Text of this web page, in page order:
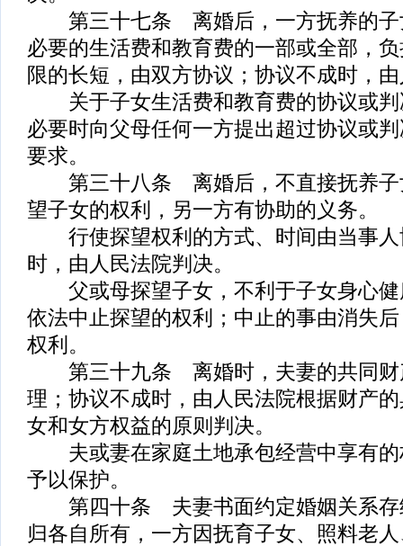
第三十七条 离婚后，一方抚养的子
必要的生活费和教育费的一部或全部，
限的长短，由双方协议；协议不成时，
关于子女生活费和教育费的协议或判
必要时向父母任何一方提出超过协议或
要求。
第三十八条 离婚后，不直接抚养子
望子女的权利，另一方有协助的义务。
行使探望权利的方式、时间由当事人
时，由人民法院判决。
父或母探望子女，不利于子女身心健
依法中止探望的权利；中止的事由消失
权利。
第三十九条 离婚时，夫妻的共同财
理；协议不成时，由人民法院根据财产
女和女方权益的原则判决。
夫或妻在家庭土地承包经营中享有的
予以保护。
第四十条 夫妻书面约定婚姻关系存
归各自所有，一方因抚育子女、照料老